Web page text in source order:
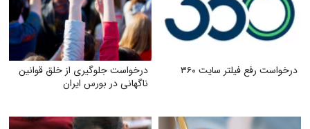
درخواست رفع فیلتر سایت ۳۶۰
درخواست جلوگیری از خلق قوانین
ناگهانی در بورس ایران